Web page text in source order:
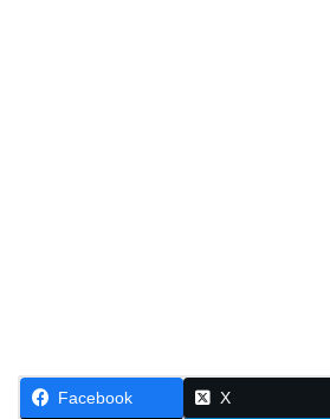
Facebook X